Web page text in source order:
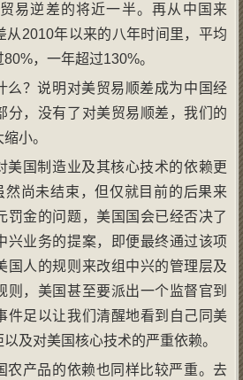
易逆差的将近一半。再从中国来
从2010年以来的八年时间里，平均
，一年超过130%。
么？说明对美贸易顺差成为中国经
分，没有了对美贸易顺差，我们的
小。
美国制造业及其核心技术的依赖更
然尚未结束，但仅就目前的后果来
罚金的问题，美国国会已经否决了
兴业务的提案，即便最终通过该项
国人的规则来改组中兴的管理层及
则，美国甚至要派出一个监督官到
件足以让我们清醒地看到自己同美
及对美国核心技术的严重依赖。
农产品的依赖也同样比较严重。去